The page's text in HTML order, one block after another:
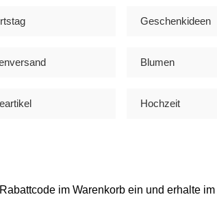
Geschenkideen
Blumen
Hochzeit
im Warenkorb ein und erhalte